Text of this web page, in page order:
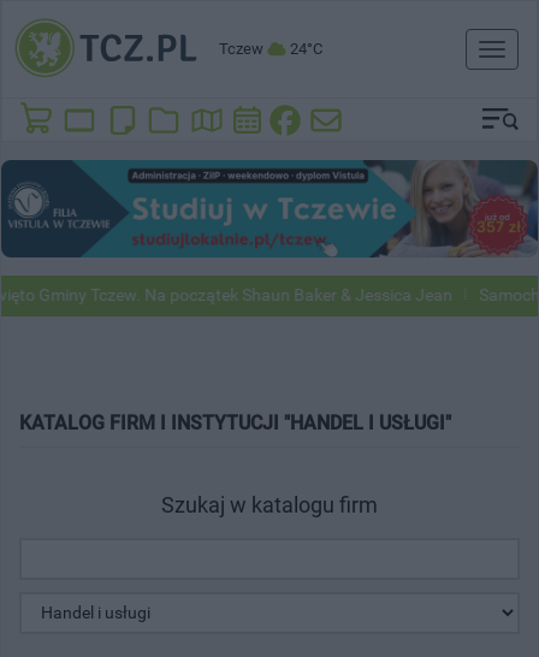
Tczew 24°C
Toggle
Gminy Tczew. Na początek Shaun Baker & Jessica Jean
KATALOG FIRM I INSTYTUCJI "HANDEL I USŁUGI"
Szukaj w katalogu firm